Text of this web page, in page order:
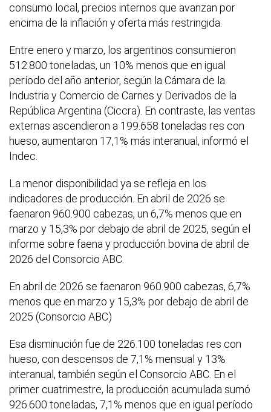
consumo local, precios internos que avanzan por
encima de la inflación y oferta más restringida.
Entre enero y marzo, los argentinos consumieron
512.800 toneladas, un 10% menos que en igual
período del año anterior, según la Cámara de la
Industria y Comercio de Carnes y Derivados de la
República Argentina (Ciccra). En contraste, las ventas
externas ascendieron a 199.658 toneladas res con
hueso, aumentaron 17,1% más interanual, informó el
Indec.
La menor disponibilidad ya se refleja en los
indicadores de producción. En abril de 2026 se
faenaron 960.900 cabezas, un 6,7% menos que en
marzo y 15,3% por debajo de abril de 2025, según el
informe sobre faena y producción bovina de abril de
2026 del Consorcio ABC.
En abril de 2026 se faenaron 960.900 cabezas, 6,7%
menos que en marzo y 15,3% por debajo de abril de
2025 (Consorcio ABC)
Esa disminución fue de 226.100 toneladas res con
hueso, con descensos de 7,1% mensual y 13%
interanual, también según el Consorcio ABC. En el
primer cuatrimestre, la producción acumulada sumó
926.600 toneladas, 7,1% menos que en igual período